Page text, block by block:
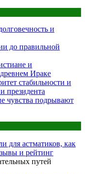
и
до правильной
и
Ираке
стабильности и
президента
чувства подрывают
для астматиков, как
и рейтинг
путей